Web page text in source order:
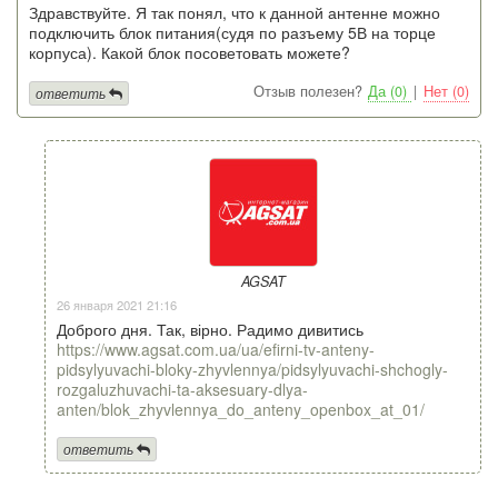
Здравствуйте. Я так понял, что к данной антенне можно
подключить блок питания(судя по разъему 5В на торце
корпуса). Какой блок посоветовать можете?
Отзыв полезен? Да (0) | Нет (0)
ответить
AGSAT
26 января 2021 21:16
Доброго дня. Так, вірно. Радимо дивитись
https://www.agsat.com.ua/ua/efirni-tv-anteny-
pidsylyuvachi-bloky-zhyvlennya/pidsylyuvachi-shchogly-
rozgaluzhuvachi-ta-aksesuary-dlya-
anten/blok_zhyvlennya_do_anteny_openbox_at_01/
ответить